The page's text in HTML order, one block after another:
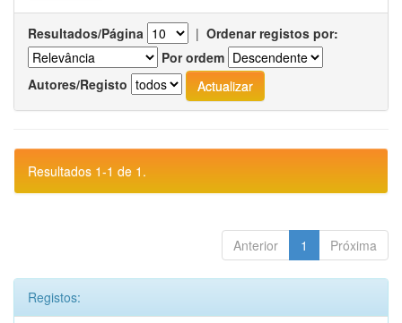
Resultados/Página | Ordenar registos por:
Por ordem
Autores/Registo
Resultados 1-1 de 1.
Anterior 1 Próxima
Registos: